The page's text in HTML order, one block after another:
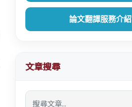
論文翻譯服務介紹
文章搜尋